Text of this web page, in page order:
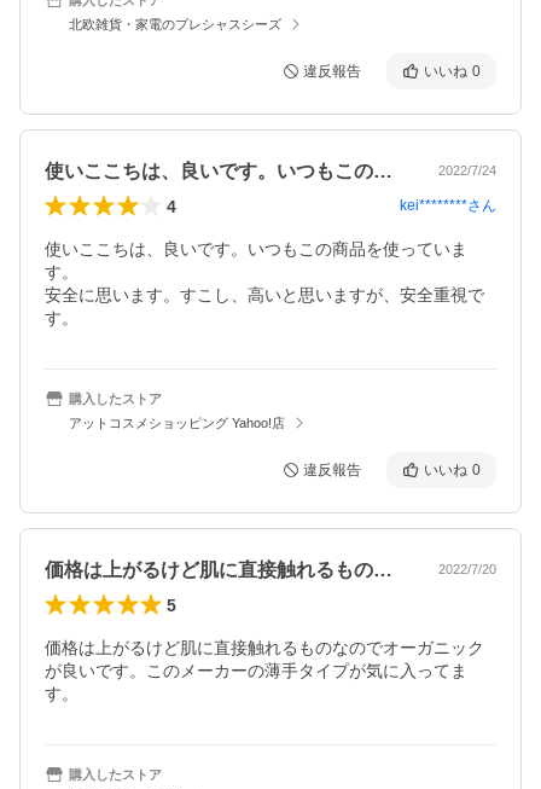
北欧雑貨・家電のプレシャスシーズ
違反報告 いいね 0
使いここちは、良いです。いつもこの商品… 2022/7/24
4 kei********さん
使いここちは、良いです。いつもこの商品を使っていま
す。
安全に思います。すこし、高いと思いますが、安全重視で
す。
購入したストア
アットコスメショッピング Yahoo!店
違反報告 いいね 0
価格は上がるけど肌に直接触れるものなの… 2022/7/20
5
価格は上がるけど肌に直接触れるものなのでオーガニック
が良いです。このメーカーの薄手タイプが気に入ってま
す。
購入したストア